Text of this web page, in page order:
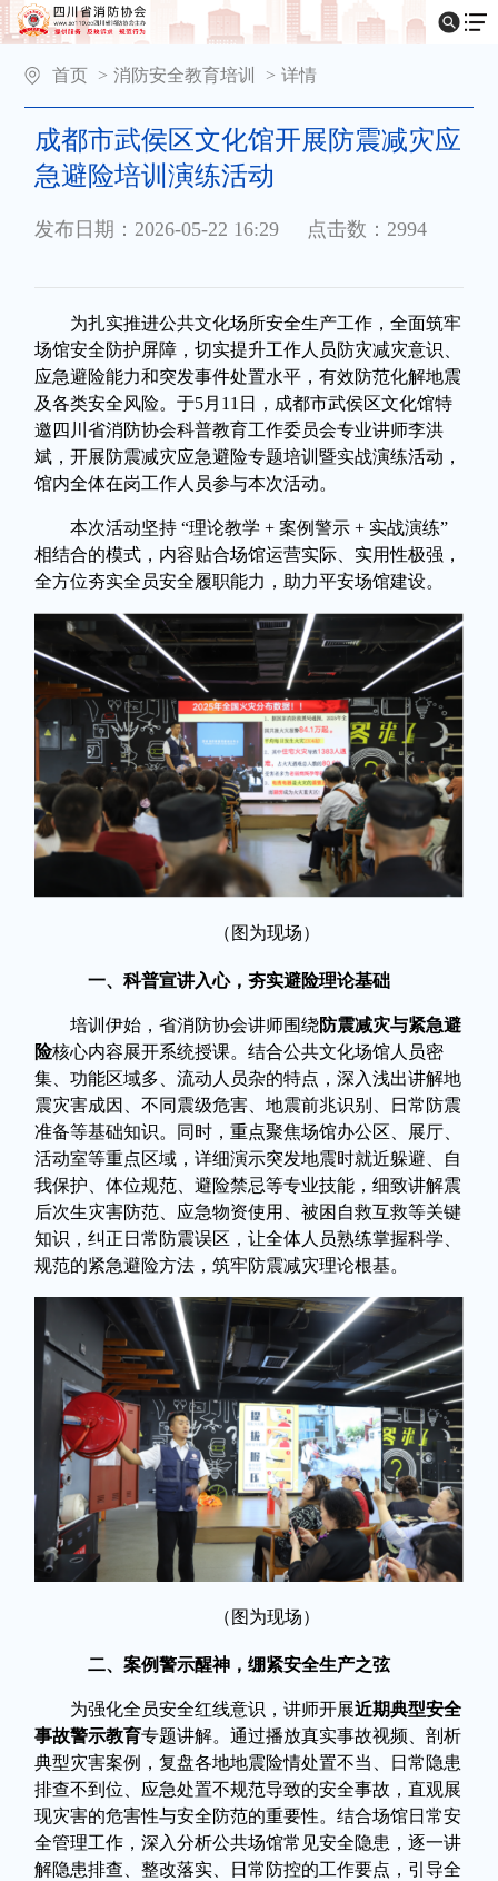
首页 > 消防安全教育培训 > 详情
成都市武侯区文化馆开展防震减灾应
急避险培训演练活动
发布日期：2026-05-22 16:29 点击数：2994
为扎实推进公共文化场所安全生产工作，全面筑牢
场馆安全防护屏障，切实提升工作人员防灾减灾意识、
应急避险能力和突发事件处置水平，有效防范化解地震
及各类安全风险。于5月11 日，成都市武侯区文化馆特
邀四川省消防协会科普教育工作委员会专业讲师李洪
斌 ，开展防震减灾应急避险专题培训暨实战演练活动，
馆内全体在岗工作人员参与本次活动。
本次活动坚持 “理论教学 + 案例警示 + 实战演练”
相结合的模式，内容贴合场馆运营实际、实用性极强，
全方位夯实全员安全履职能力，助力平安场馆建设。
（图为现场）
一、科普宣讲入心，夯实避险理论基础
培训伊始，省消防协会讲师围绕防震减灾与紧急避
险核心内容展开系统授课。结合公共文化场馆人员密
集、功能区域多、流动人员杂的特点，深入浅出讲解地
震灾害成因、不同震级危害、地震前兆识别、日常防震
准备等基础知识。同时，重点聚焦场馆办公区、展厅、
活动室等重点区域，详细演示突发地震时就近躲避、自
我保护、体位规范、避险禁忌等专业技能，细致讲解震
后次生灾害防范、应急物资使用、被困自救互救等关键
知识，纠正日常防震误区，让全体人员熟练掌握科学、
规范的紧急避险方法，筑牢防震减灾理论根基。
（图为现场）
二、案例警示醒神，绷紧安全生产之弦
为强化全员安全红线意识，讲师开展近期典型安全
事故警示教育专题讲解。通过播放真实事故视频、剖析
典型灾害案例，复盘各地地震险情处置不当、日常隐患
排查不到位、应急处置不规范导致的安全事故，直观展
现灾害的危害性与安全防范的重要性。结合场馆日常安
全管理工作，深入分析公共场馆常见安全隐患，逐一讲
解隐患排查、整改落实、日常防控的工作要点，引导全